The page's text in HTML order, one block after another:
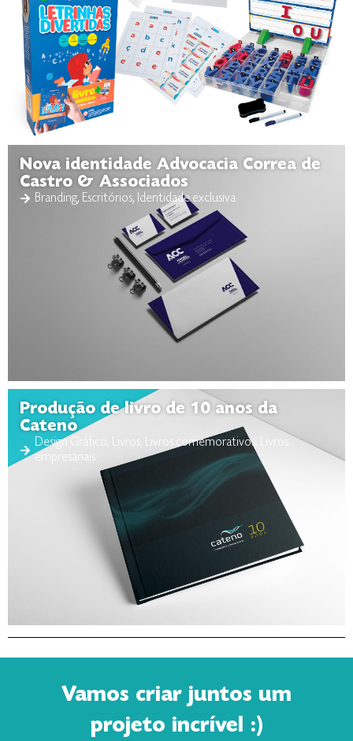
Nova identidade Advocacia Correa de
Castro & Associados
Branding, Escritórios, Identidade exclusiva
Produção de livro de 10 anos da
Cateno
Design Gráfico Livros , Livros comemorativos
Livros
empresariais
Vamos criar juntos um
projeto incrível :)